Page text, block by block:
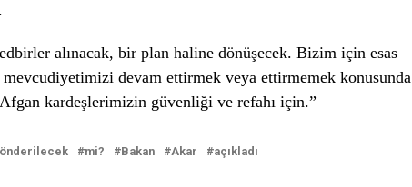
alınacak, bir plan haline dönüşecek. Bizim için esas
devam ettirmek veya ettirmemek konusunda
Afgan kardeşlerimizin güvenliği ve refahı için.”
mi? Bakan Akar açıkladı